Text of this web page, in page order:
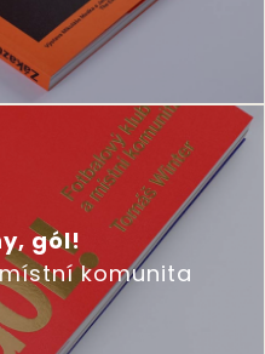
gól!
komunita